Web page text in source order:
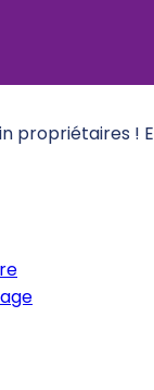
propriétaires